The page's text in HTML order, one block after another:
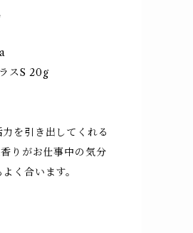
スS 20g
を引き出してくれる
りがお仕事中の気分
く合います。